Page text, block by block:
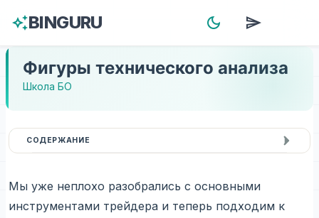
auto_awesomeBINGURU dark_mode send
Фигуры технического анализа
Школа БО
СОДЕРЖАНИЕ
Мы уже неплохо разобрались с основными
инструментами трейдера и теперь подходим к